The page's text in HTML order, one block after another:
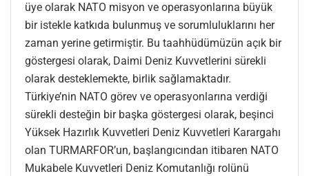
üye olarak NATO misyon ve operasyonlarına büyük
bir istekle katkıda bulunmuş ve sorumluluklarını her
zaman yerine getirmiştir. Bu taahhüdümüzün açık bir
göstergesi olarak, Daimi Deniz Kuvvetlerini sürekli
olarak desteklemekte, birlik sağlamaktadır.
Türkiye’nin NATO görev ve operasyonlarına verdiği
sürekli desteğin bir başka göstergesi olarak, beşinci
Yüksek Hazırlık Kuvvetleri Deniz Kuvvetleri Karargahı
olan TURMARFOR’un, başlangıcından itibaren NATO
Mukabele Kuvvetleri Deniz Komutanlığı rolünü